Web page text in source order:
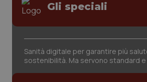
Gli speciali
Sanità digitale per garantire più
sostenibilità. Ma servono standard
tracking-sites-ironfish-
session-id
_ga